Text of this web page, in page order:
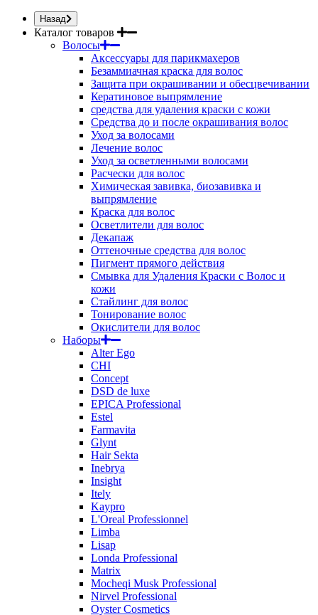
Назад
Каталог товаров
Волосы
Аксессуары для парикмахеров
Безаммиачная краска для волос
Защита при окрашивании и обесцвечивании
Кератиновое выпрямление
средства для удаления краски с кожи
Средства до и после окрашивания волос
Уход за волосами
Лечение волос
Уход за осветленными волосами
Расчески для волос
Химическая завивка, биозавивка и
выпрямление
Краска для волос
Осветлители для волос
Декапаж
Оттеночные средства для волос
Пигмент прямого действия
Смывка для Удаления Краски с Волос и
кожи
Стайлинг для волос
Тонирование волос
Окислители для волос
Наборы
Alter Ego
CHI
Concept
DSD de luxe
EPICA Professional
Estel
Farmavita
Glynt
Hair Sekta
Inebrya
Insight
Itely
Kaypro
L'Oreal Professionnel
Limba
Lisap
Londa Professional
Matrix
Mocheqi Musk Professional
Nirvel Professional
Oyster Cosmetics